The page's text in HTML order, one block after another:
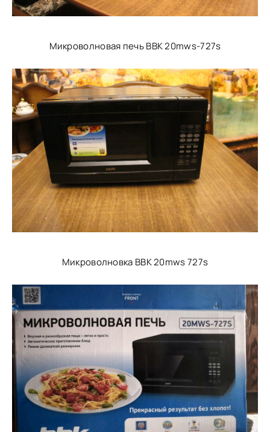
Микроволновая печь BBK 20mws-727s
Микроволновка BBK 20mws 727s